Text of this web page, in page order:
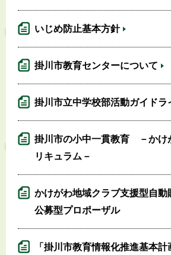
いじめ防止基本方針
掛川市教育センターについて
掛川市立中学校部活動ガイドラ
掛川市の小中一貫教育 －かけ
リキュラム－
かけがわ地域クラブ支援型自動
公募型プロポーザル
「掛川市教育情報化推進基本